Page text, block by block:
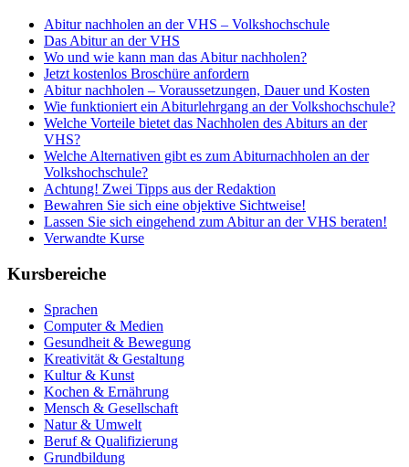
Abitur nachholen an der VHS – Volkshochschule
Das Abitur an der VHS
Wo und wie kann man das Abitur nachholen?
Jetzt kostenlos Broschüre anfordern
Abitur nachholen – Voraussetzungen, Dauer und Kosten
Wie funktioniert ein Abiturlehrgang an der Volkshochschule?
Welche Vorteile bietet das Nachholen des Abiturs an der
VHS?
Welche Alternativen gibt es zum Abiturnachholen an der
Volkshochschule?
Achtung! Zwei Tipps aus der Redaktion
Bewahren Sie sich eine objektive Sichtweise!
Lassen Sie sich eingehend zum Abitur an der VHS beraten!
Verwandte Kurse
Kursbereiche
Sprachen
Computer & Medien
Gesundheit & Bewegung
Kreativität & Gestaltung
Kultur & Kunst
Kochen & Ernährung
Mensch & Gesellschaft
Natur & Umwelt
Beruf & Qualifizierung
Grundbildung